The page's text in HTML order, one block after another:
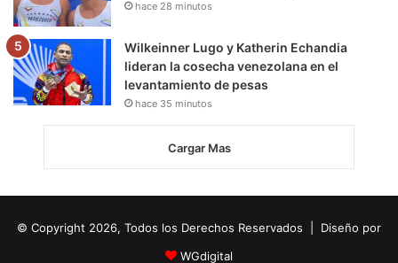
hace 28 minutos
Wilkeinner Lugo y Katherin Echandia
lideran la cosecha venezolana en el
levantamiento de pesas
hace 35 minutos
Cargar Mas
© Copyright 2026, Todos los Derechos Reservados | Diseño por
WGdigital